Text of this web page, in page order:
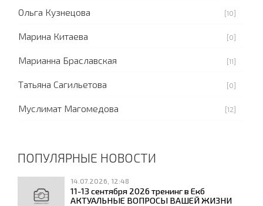
Ольга Кузнецова [10]
Марина Китаева [0]
Марианна Браславская [11]
Татьяна Сагильетова [0]
Муслимат Магомедова [12]
ПОПУЛЯРНЫЕ НОВОСТИ
14.07.2026, 12:48
11-13 сентября 2026 тренинг в Екб
АКТУАЛЬНЫЕ ВОПРОСЫ ВАШЕЙ ЖИЗНИ